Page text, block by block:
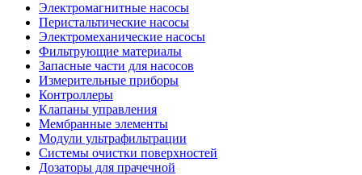
Электромагнитные насосы
Перистальтические насосы
Электромеханические насосы
Фильтрующие материалы
Запасные части для насосов
Измерительные приборы
Контроллеры
Клапаны управления
Мембранные элементы
Модули ультрафильтрации
Системы очистки поверхностей
Дозаторы для прачечной